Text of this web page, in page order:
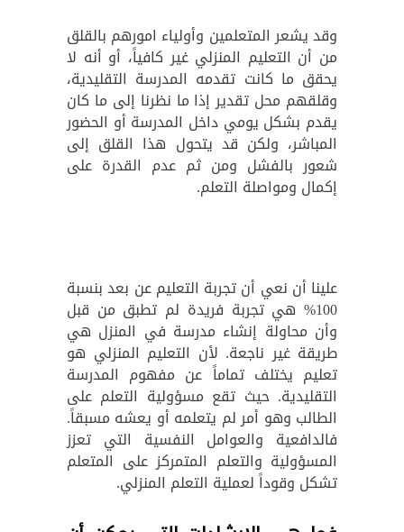
وقد يشعر المتعلمين وأولياء امورهم بالقلق
من أن التعليم المنزلي غير كافياً، أو أنه لا
يحقق ما كانت تقدمه المدرسة التقليدية،
وقلقهم محل تقدير إذا ما نظرنا إلى ما كان
يقدم بشكل يومي داخل المدرسة أو الحضور
المباشر، ولكن قد يتحول هذا القلق إلى
شعور بالفشل ومن ثم عدم القدرة على
إكمال ومواصلة التعلم.
علينا أن نعي أن تجربة التعليم عن بعد بنسبة
100% هي تجربة فريدة لم تطبق من قبل
وأن محاولة إنشاء مدرسة في المنزل هي
طريقة غير ناجعة. لأن التعليم المنزلي هو
تعليم يختلف تماماً عن مفهوم المدرسة
التقليدية. حيث تقع مسؤولية التعلم على
الطالب وهو أمر لم يتعلمه أو يعشه مسبقاً.
فالدافعية والعوامل النفسية التي تعزز
المسؤولية والتعلم المتمركز على المتعلم
تشكل وقوداً لعملية التعلم المنزلي.